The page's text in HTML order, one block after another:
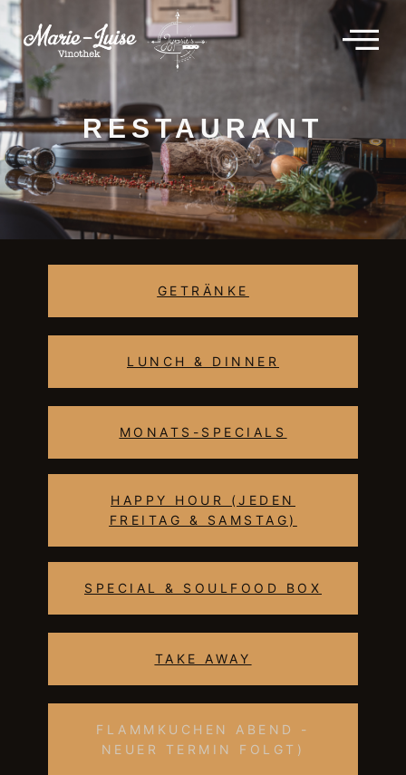
RESTAURANT
GETRÄNKE
LUNCH & DINNER
MONATS-SPECIALS
HAPPY HOUR (JEDEN
FREITAG & SAMSTAG)
SPECIAL & SOULFOOD BOX
TAKE AWAY
FLAMMKUCHEN ABEND -
NEUER TERMIN FOLGT)